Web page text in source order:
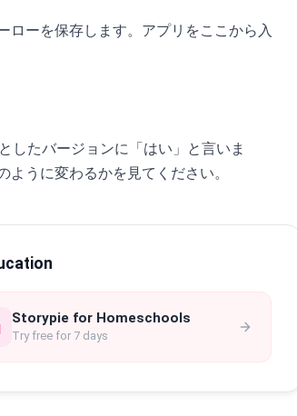
ローを保存します。アプリをここから入
したバージョンに「はい」と言いま
うに変わるかを見てください。
Storypie for Homeschools
Try free for 7 days